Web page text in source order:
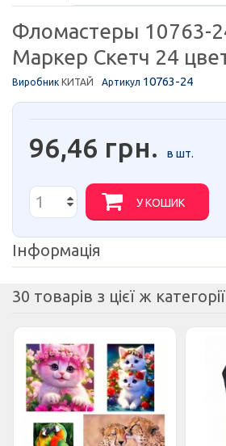
Фломастеры 10763-
Маркер Скетч 24
Виробник КИТАЙ Артикул 10763-24
96,46 грн. в шт.
У КОШИК
Інформація
30 товарів з цієї ж категорії